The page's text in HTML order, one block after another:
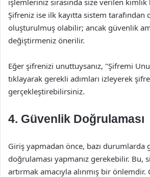
işlemleriniz sırasında size verilen kimlik
Şifreniz ise ilk kayıtta sistem
oluşturulmuş olabilir; ancak güvenlik
değiştirmeniz önerilir.
Eğer şifrenizi unuttuysanız, "Şifremi
tıklayarak gerekli adımları izleyerek
gerçekleştirebilirsiniz.
4. Güvenlik Doğrulaması
Giriş yapmadan önce, bazı durumlarda
doğrulaması yapmanız gerekebilir. Bu,
artırmak amacıyla alınmış bir